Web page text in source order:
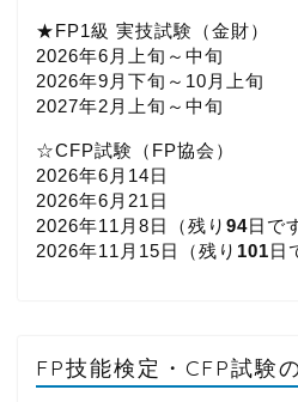
★FP1級 実技試験（金財）
2026年6月上旬～中旬
2026年9月下旬～10月上旬
2027年2月上旬～中旬
☆CFP試験（FP協会）
2026年6月14日
2026年6月21日
2026年11月8日（残り 94日で
2026年11月15日（残り 101日
FP技能検定・CFP試験